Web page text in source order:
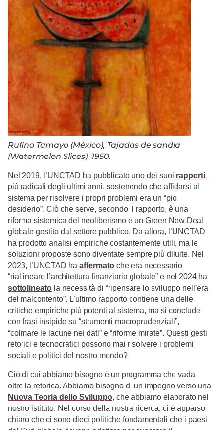
Rufino Tamayo (México), Tajadas de sandía
(Watermelon Slices), 1950.
Nel 2019, l’UNCTAD ha pubblicato uno dei suoi rapporti
più radicali degli ultimi anni, sostenendo che affidarsi al
sistema per risolvere i propri problemi era un “pio
desiderio”. Ciò che serve, secondo il rapporto, è una
riforma sistemica del neoliberismo e un Green New Deal
globale gestito dal settore pubblico. Da allora, l’UNCTAD
ha prodotto analisi empiriche costantemente utili, ma le
soluzioni proposte sono diventate sempre più diluite. Nel
2023, l’UNCTAD ha affermato che era necessario
“riallineare l’architettura finanziaria globale” e nel 2024 ha
sottolineato la necessità di “ripensare lo sviluppo nell’era
del malcontento”. L’ultimo rapporto contiene una delle
critiche empiriche più potenti al sistema, ma si conclude
con frasi insipide su “strumenti macroprudenziali”,
“colmare le lacune nei dati” e “riforme mirate”. Questi gesti
retorici e tecnocratici possono mai risolvere i problemi
sociali e politici del nostro mondo?
Ciò di cui abbiamo bisogno è un programma che vada
oltre la retorica. Abbiamo bisogno di un impegno verso una
Nuova Teoria dello Sviluppo, che abbiamo elaborato nel
nostro istituto. Nel corso della nostra ricerca, ci è apparso
chiaro che ci sono dieci politiche fondamentali che i paesi